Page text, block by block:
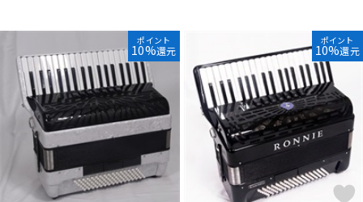
ポイント
10%還元
ポイント
10%還元